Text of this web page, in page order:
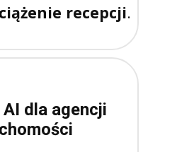
recepcji.
dla agencji